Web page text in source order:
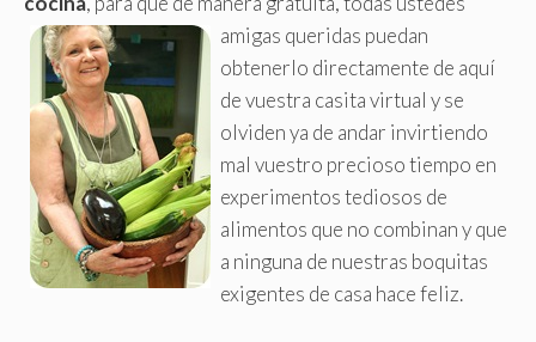
amigas queridas puedan
obtenerlo directamente de aquí
de vuestra casita virtual y se
olviden ya de andar invirtiendo
mal vuestro precioso tiempo en
experimentos tediosos de
alimentos que no combinan y que
a ninguna de nuestras boquitas
exigentes de casa hace feliz.